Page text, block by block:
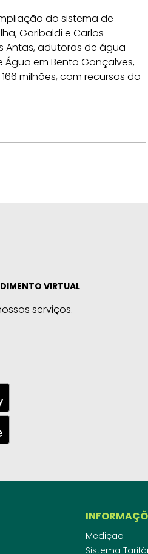
do sistema de
Garibaldi e Carlos
Antas, adutoras de água
em Bento Gonçalves,
milhões, com recursos do
VIRTUAL
serviços.
Medição
Sistema